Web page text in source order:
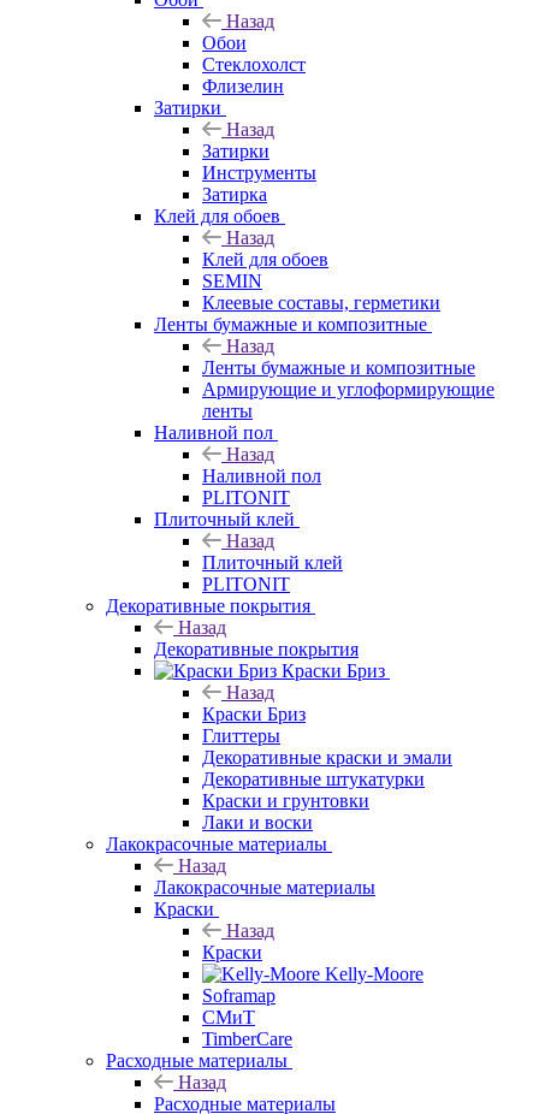
Назад
Обои
Стеклохолст
Флизелин
Затирки
Назад
Затирки
Инструменты
Затирка
Клей для обоев
Назад
Клей для обоев
SEMIN
Клеевые составы, герметики
Ленты бумажные и композитные
Назад
Ленты бумажные и композитные
Армирующие и углоформирующие
ленты
Наливной пол
Назад
Наливной пол
PLITONIT
Плиточный клей
Назад
Плиточный клей
PLITONIT
Декоративные покрытия
Назад
Декоративные покрытия
Краски Бриз
Назад
Краски Бриз
Глиттеры
Декоративные краски и эмали
Декоративные штукатурки
Краски и грунтовки
Лаки и воски
Лакокрасочные материалы
Назад
Лакокрасочные материалы
Краски
Назад
Краски
Kelly-Moore
Soframap
СМиТ
TimberCare
Расходные материалы
Назад
Расходные материалы